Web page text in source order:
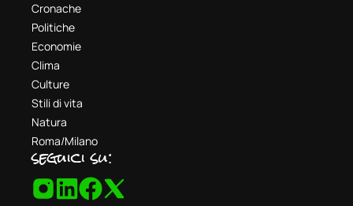
Cronache
Politiche
Economie
Clima
Culture
Stili di vita
Natura
Roma/Milano
seguici su: